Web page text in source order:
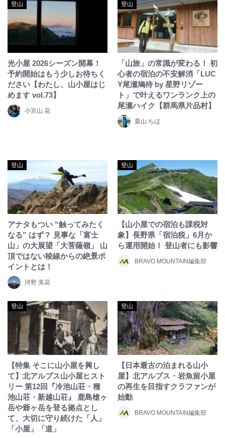
登山
光小屋 2026シーズン開幕！
予約開始はもう少しお待ちく
ださい【わたし、山小屋はじ
めます vol.73】
小宮山 花
登山
「山旅」の常識が変わる！ 初
心者の宿泊の不安解消「LUC
Y尾瀬鳩待 by 星野リゾー
ト」で叶えるワンランク上の
尾瀬ハイク【群馬県片品村】
栗山 ちほ
登山
アナタもつい “触ってみたく
なる” はず？ 見事な「富士
山」の大展望「大菩薩嶺」 山
頂ではない稜線からの絶景ポ
イントとは！
河野 美花
登山
【山小屋での宿泊も課税対
象】長野県「宿泊税」6月か
ら運用開始！ 登山者にも影響
BRAVO MOUNTAIN編集部
登山
【特集 そこに山小屋を興し
て】北アルプス山小屋ヒスト
リー 第12回『冷池山荘・種
池山荘・新越山荘』 鹿島槍ヶ
岳や爺ヶ岳を登る拠点とし
て、大切に守り続けた「人」
「小屋」「道」
登山
【日本最古の泊まれる山小
屋】北アルプス・岩魚留小屋
の再生を目指すクラファンが
始動
BRAVO MOUNTAIN編集部